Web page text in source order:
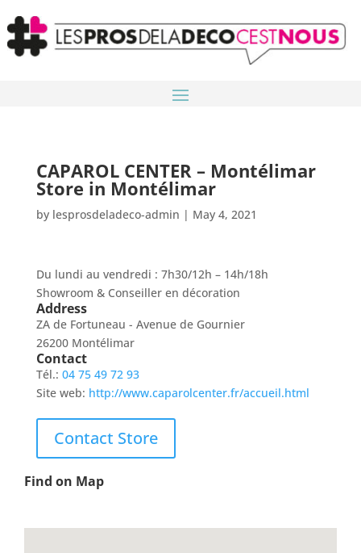
CAPAROL CENTER – Montélimar
Store in Montélimar
by lesprosdeladeco-admin | May 4, 2021
Du lundi au vendredi : 7h30/12h – 14h/18h
Showroom & Conseiller en décoration
Address
ZA de Fortuneau - Avenue de Gournier
26200 Montélimar
Contact
Tél.: 04 75 49 72 93
Site web: http://www.caparolcenter.fr/accueil.html
Contact Store
Find on Map